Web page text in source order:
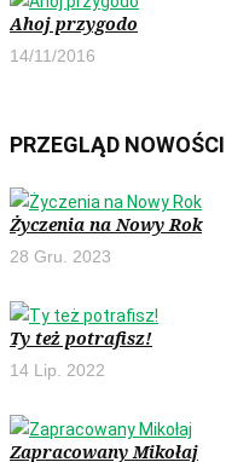
Ahoj przygodo
14/11/2016
PRZEGLĄD NOWOŚCI
Życzenia na Nowy Rok
28 Gru. 2023
Ty też potrafisz!
14 Lip. 2022
Zapracowany Mikołaj